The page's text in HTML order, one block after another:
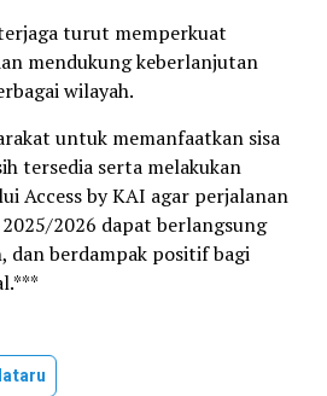
turut memperkuat
mendukung keberlanjutan
wilayah.
untuk memanfaatkan sisa
tersedia serta melakukan
Access by KAI agar perjalanan
2026 dapat berlangsung
dan berdampak positif bagi